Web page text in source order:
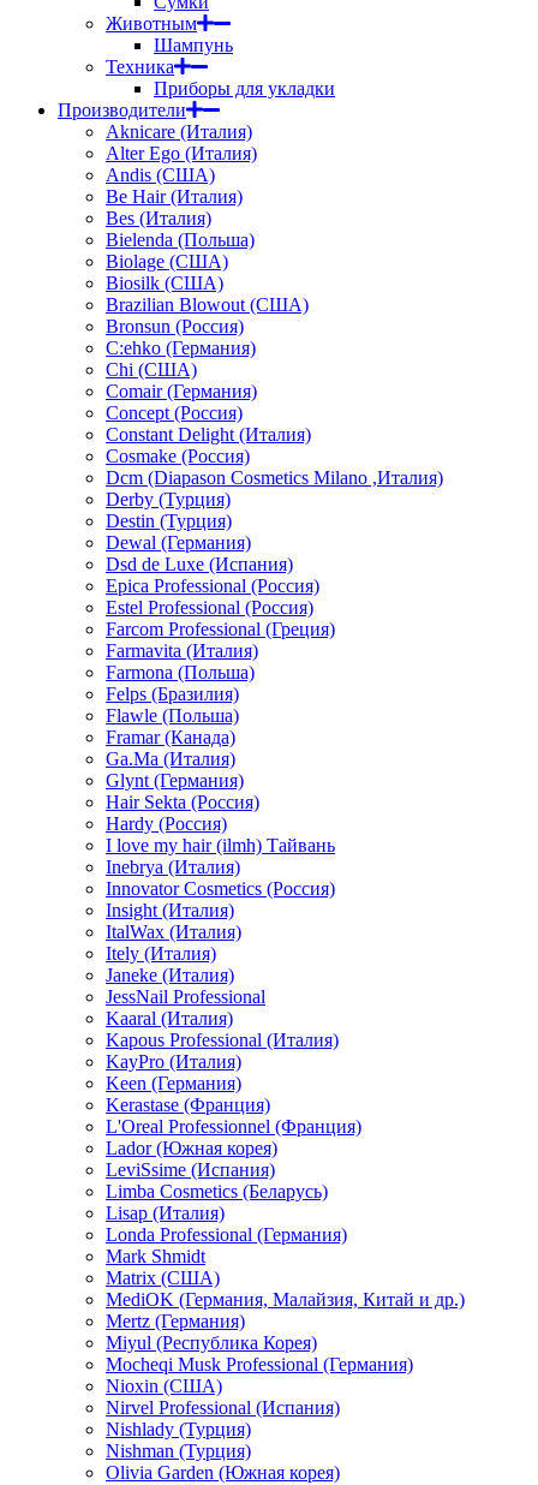
Животным
Шампунь
Техника
Приборы для укладки
Производители
Aknicare (Италия)
Alter Ego (Италия)
Andis (США)
Be Hair (Италия)
Bes (Италия)
Bielenda (Польша)
Biolage (США)
Biosilk (США)
Brazilian Blowout (США)
Bronsun (Россия)
C:ehko (Германия)
Chi (США)
Comair (Германия)
Concept (Россия)
Constant Delight (Италия)
Cosmake (Россия)
Dcm (Diapason Cosmetics Milano ,Италия)
Derby (Турция)
Destin (Турция)
Dewal (Германия)
Dsd de Luxe (Испания)
Epica Professional (Россия)
Estel Professional (Россия)
Farcom Professional (Греция)
Farmavita (Италия)
Farmona (Польша)
Felps (Бразилия)
Flawle (Польша)
Framar (Канада)
Ga.Ma (Италия)
Glynt (Германия)
Hair Sekta (Россия)
Hardy (Россия)
I love my hair (ilmh) Тайвань
Inebrya (Италия)
Innovator Cosmetics (Россия)
Insight (Италия)
ItalWax (Италия)
Itely (Италия)
Janeke (Италия)
JessNail Professional
Kaaral (Италия)
Kapous Professional (Италия)
KayPro (Италия)
Keen (Германия)
Kerastase (Франция)
L'Oreal Professionnel (Франция)
Lador (Южная корея)
LeviSsime (Испания)
Limba Cosmetics (Беларусь)
Lisap (Италия)
Londa Professional (Германия)
Mark Shmidt
Matrix (США)
MediOK (Германия, Малайзия, Китай и др.)
Mertz (Германия)
Miyul (Республика Корея)
Mocheqi Musk Professional (Германия)
Nioxin (США)
Nirvel Professional (Испания)
Nishlady (Турция)
Nishman (Турция)
Olivia Garden (Южная корея)